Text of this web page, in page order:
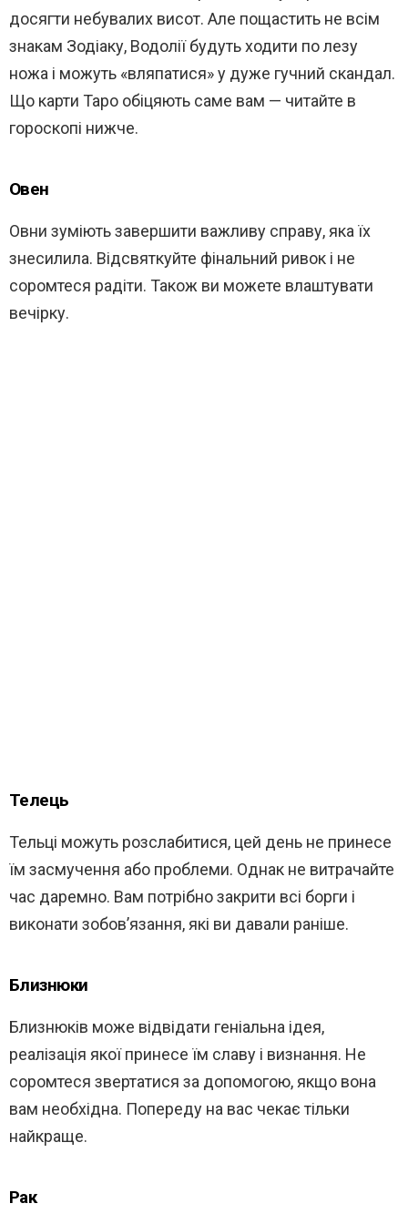
досягти небувалих висот. Але пощастить не всім
знакам Зодіаку, Водолії будуть ходити по лезу
ножа і можуть «вляпатися» у дуже гучний скандал.
Що карти Таро обіцяють саме вам — читайте в
гороскопі нижче.
Овен
Овни зуміють завершити важливу справу, яка їх
знесилила. Відсвяткуйте фінальний ривок і не
соромтеся радіти. Також ви можете влаштувати
вечірку.
Телець
Тельці можуть розслабитися, цей день не принесе
їм засмучення або проблеми. Однак не витрачайте
час даремно. Вам потрібно закрити всі борги і
виконати зобов’язання, які ви давали раніше.
Близнюки
Близнюків може відвідати геніальна ідея,
реалізація якої принесе їм славу і визнання. Не
соромтеся звертатися за допомогою, якщо вона
вам необхідна. Попереду на вас чекає тільки
найкраще.
Рак